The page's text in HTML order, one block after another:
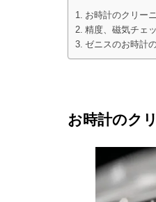
お時計のクリー
精度、磁気チェ
ゼニスのお時計
お時計のク